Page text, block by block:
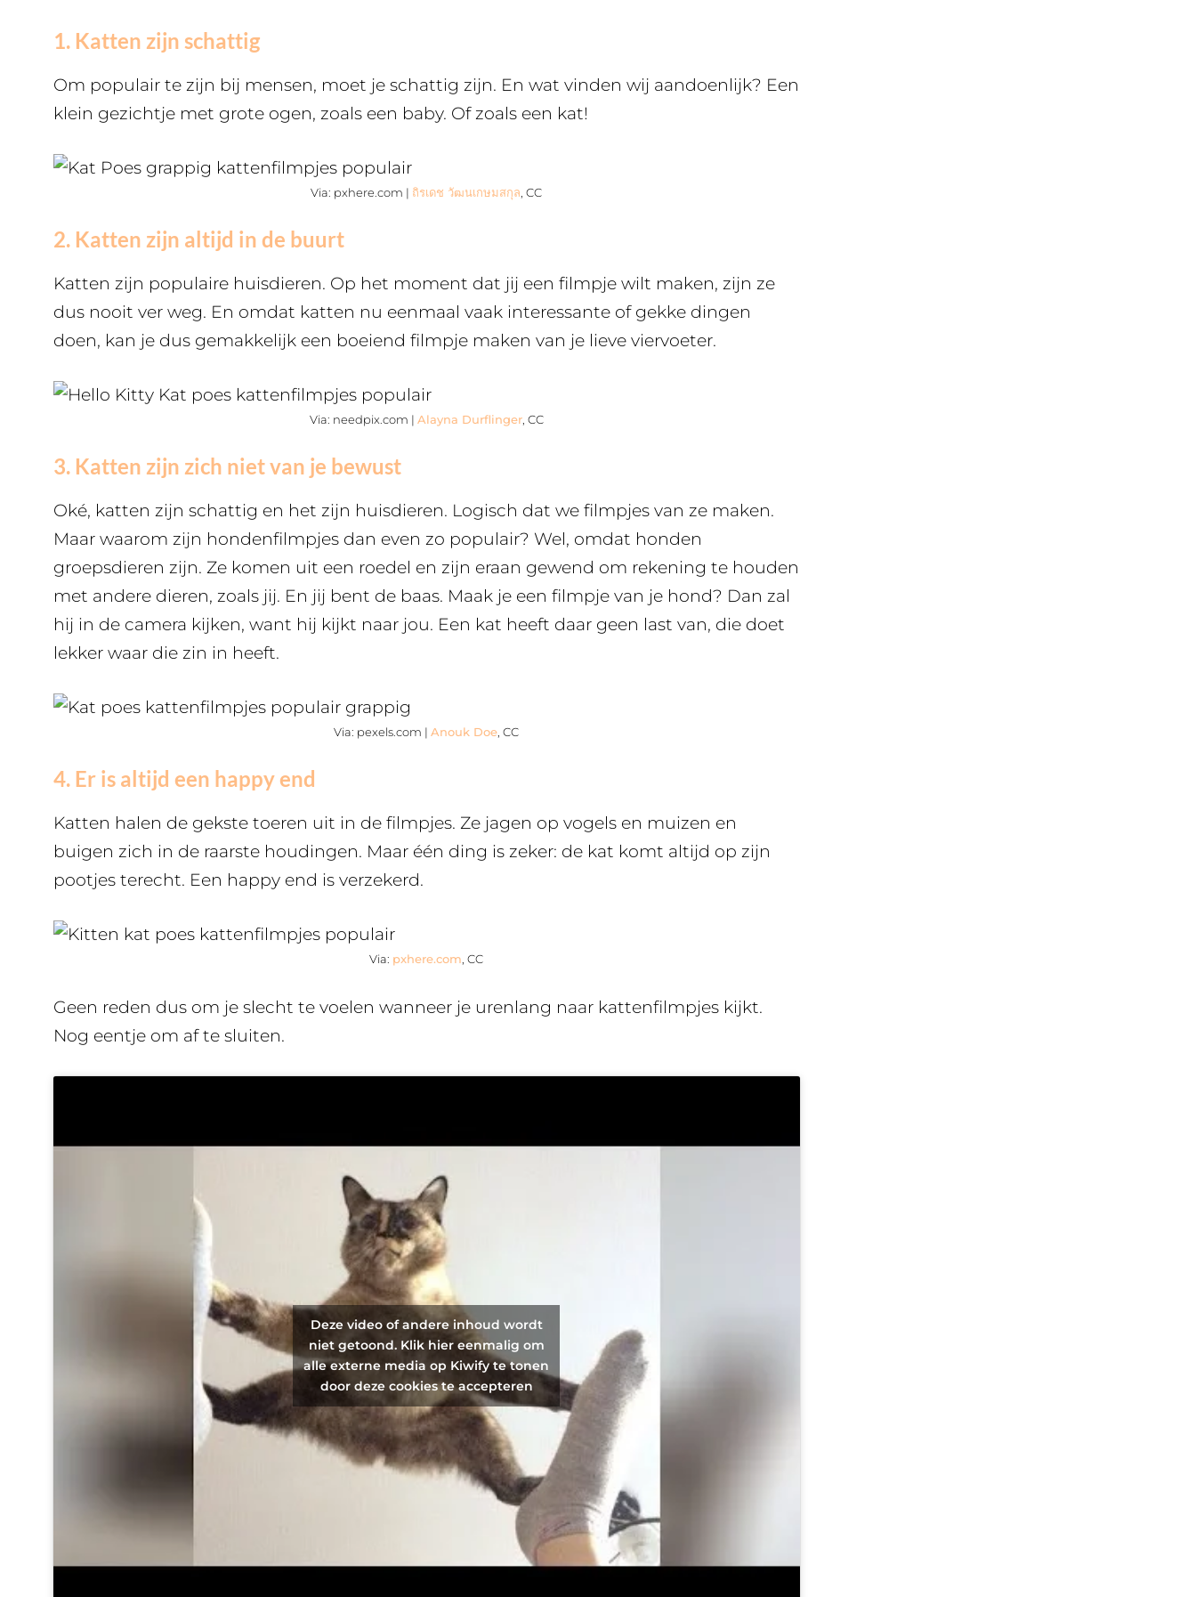
1. Katten zijn schattig
Om populair te zijn bij mensen, moet je schattig zijn. En wat vinden wij aandoenlijk? Een
klein gezichtje met grote ogen, zoals een baby. Of zoals een kat!
Via: pxhere.com | ถิรเดช วัฒนเกษมสกุล , CC
2. Katten zijn altijd in de buurt
Katten zijn populaire huisdieren. Op het moment dat jij een filmpje wilt maken, zijn ze
dus nooit ver weg. En omdat katten nu eenmaal vaak interessante of gekke dingen
doen, kan je dus gemakkelijk een boeiend filmpje maken van je lieve viervoeter.
Via: needpix.com | Alayna Durflinger, CC
3. Katten zijn zich niet van je bewust
Oké, katten zijn schattig en het zijn huisdieren. Logisch dat we filmpjes van ze maken.
Maar waarom zijn hondenfilmpjes dan even zo populair? Wel, omdat honden
groepsdieren zijn. Ze komen uit een roedel en zijn eraan gewend om rekening te houden
met andere dieren, zoals jij. En jij bent de baas. Maak je een filmpje van je hond? Dan zal
hij in de camera kijken, want hij kijkt naar jou. Een kat heeft daar geen last van, die doet
lekker waar die zin in heeft.
Via: pexels.com |Anouk Doe , CC
4. Er is altijd een happy end
Katten halen de gekste toeren uit in de filmpjes. Ze jagen op vogels en muizen en
buigen zich in de raarste houdingen. Maar één ding is zeker: de kat komt altijd op zijn
pootjes terecht. Een happy end is verzekerd.
Via: pxhere.com , CC
Geen reden dus om je slecht te voelen wanneer je urenlang naar kattenfilmpjes kijkt.
Nog eentje om af te sluiten.
Deze video of andere inhoud wordt
niet getoond. Klik hier eenmalig om
alle externe media op Kiwify te tonen
door deze cookies te accepteren